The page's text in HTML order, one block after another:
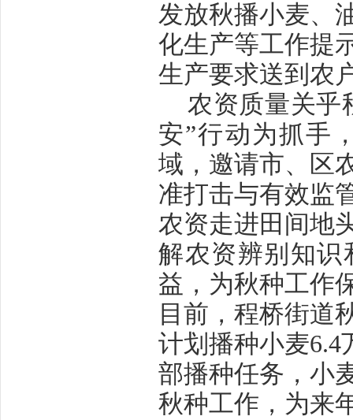
发放秋播小麦、
化生产等工作提
生产要求送到农
农资质量关乎
安”行动为抓手
域，邀请市、区
准打击与有效监
农资走进田间地
解农资辨别知识
益，为秋种工作
目前，程桥街道
计划播种小麦6.4
部播种任务，小
秋种工作，为来